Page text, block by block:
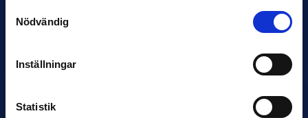
Nödvändig
Inställningar
Statistik
Favorit i repris för Sirius i maj